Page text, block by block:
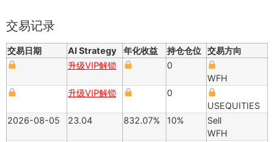
交易记录
交易日期 AI Strategy 年化收益 持仓仓位 交易方向
升级VIP解锁
0
WFH
升级VIP解锁
0
USEQUITIES
2026-08-05
23.04 832.07% 10%
Sell
WFH